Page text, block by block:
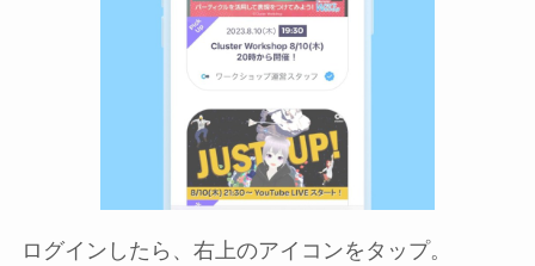
ログインしたら、右上のアイコンをタップ。